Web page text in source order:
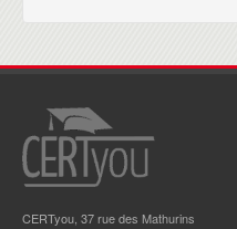
CERTyou, 37 rue des Mathurins